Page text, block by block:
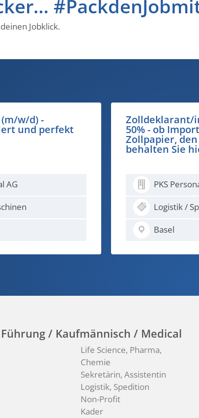
Jobklick.
in Import & Export
Export oder
Überblick
AG
du bist der
einem Haus
PKS
Bau
Basel
/ Kaufmännisch / Medical
Life Science, Pharma,
Chemie
Sekretärin, Assistentin
Logistik, Spedition
Non-Profit
Kader